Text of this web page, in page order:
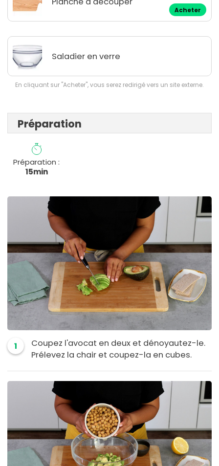
Acheter
Saladier en verre
En cliquant sur "Acheter", vous serez redirigé vers un site externe.
Préparation
Préparation :
15min
1
Coupez l'avocat en deux et dénoyautez-le.
Prélevez la chair et coupez-la en cubes.